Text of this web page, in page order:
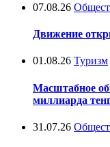
07.08.26
Движение
01.08.26 Туризм
Масштабное
миллиарда
31.07.26